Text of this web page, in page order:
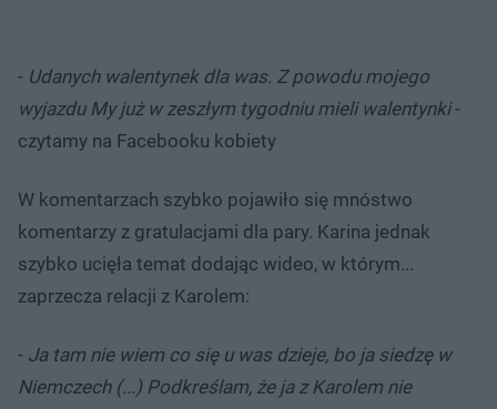
- Udanych walentynek dla was. Z powodu mojego
wyjazdu My już w zeszłym tygodniu mieli walentynki-
czytamy na Facebooku kobiety
W komentarzach szybko pojawiło się mnóstwo
komentarzy z gratulacjami dla pary. Karina jednak
szybko ucięła temat dodając wideo, w którym...
zaprzecza relacji z Karolem:
- Ja tam nie wiem co się u was dzieje, bo ja siedzę w
Niemczech (...) Podkreślam, że ja z Karolem nie